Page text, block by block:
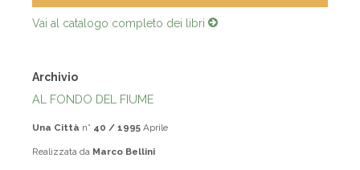
Vai al catalogo completo dei libri
Archivio
AL FONDO DEL FIUME
Una Città n° 40 / 1995 Aprile
Realizzata da Marco Bellini